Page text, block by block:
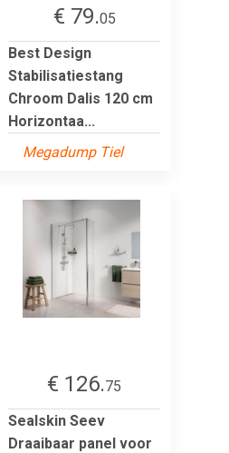
€ 79.05
Best Design
Stabilisatiestang
Chroom Dalis 120 cm
Horizontaa...
Megadump Tiel
€ 126.75
Sealskin Seev
Draaibaar panel voor